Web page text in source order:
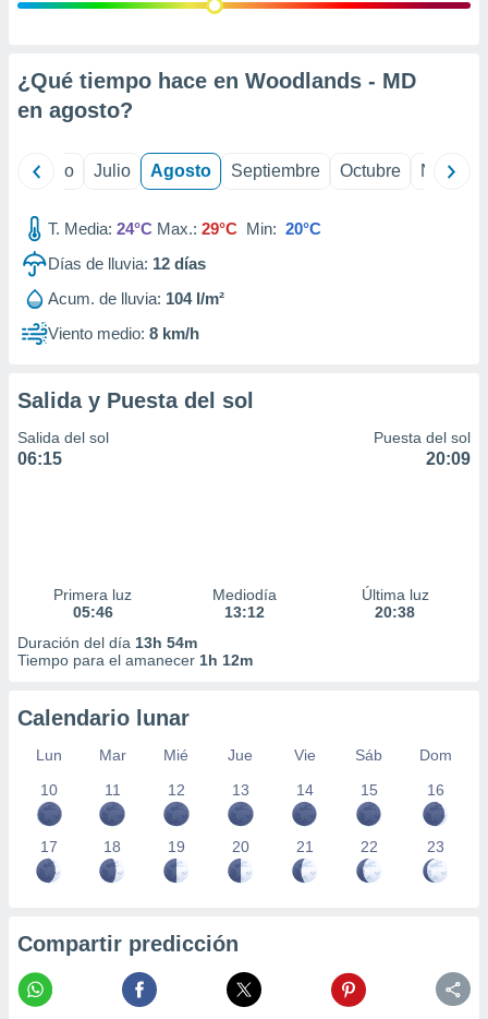
e
mediante
de
1199
¿Qué tiempo hace en Woodlands - MD
en agosto?
Junio Julio Agosto Septiembre Octubre
T. Media: 24°C Max.: 29°C Min: 20°C
Días de lluvia: 12 días
Acum. de lluvia: 104 l/m²
Viento medio: 8 km/h
Salida y Puesta del sol
Salida del sol
06:15
Puesta del sol
20:09
Primera luz
05:46
Mediodía
13:12
Última luz
20:38
Duración del día 13h 54m
Tiempo para el amanecer 1h 12m
Calendario lunar
Lun Mar Mié Jue Vie Sáb
Dom
10
11 12 13 14 15 16
17 18 19 20 21 22 23
Compartir predicción